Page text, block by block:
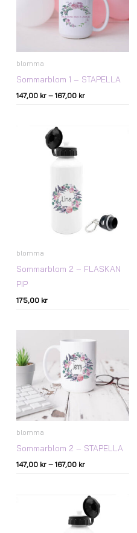
blomma
Sommarblom 1 – STAPELLA
147,00 kr – 167,00 kr
blomma
Sommarblom 2 – FLASKAN
PIP
175,00 kr
blomma
Sommarblom 2 – STAPELLA
147,00 kr – 167,00 kr
147,00 kr
till
167,00 kr